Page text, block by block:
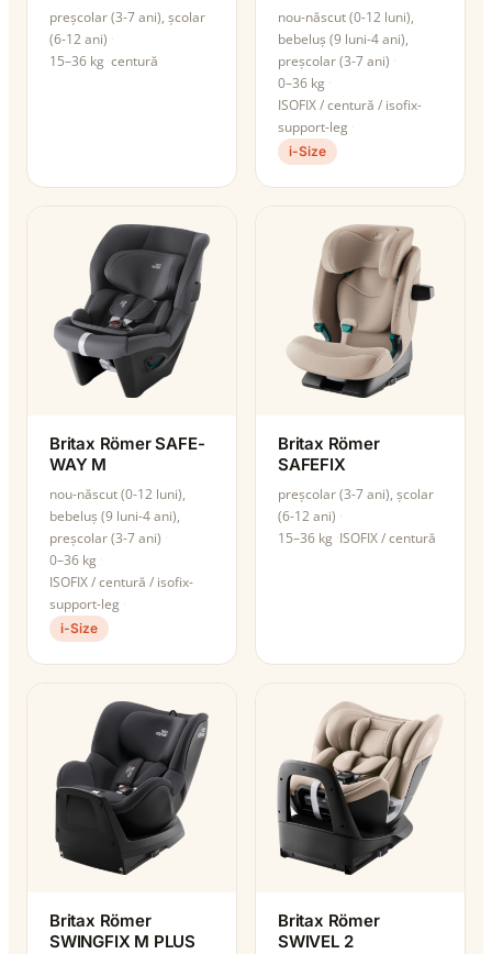
preșcolar (3-7 ani), școlar
(6-12 ani)
15–36 kg centură
nou-născut (0-12 luni),
bebeluș (9 luni-4 ani),
preșcolar (3-7 ani)
0–36 kg
ISOFIX / centură / isofix-
support-leg
i-Size
Britax Römer SAFE-
WAY M
nou-născut (0-12 luni),
bebeluș (9 luni-4 ani),
preșcolar (3-7 ani)
0–36 kg
ISOFIX / centură / isofix-
support-leg
i-Size
Britax Römer
SAFEFIX
preșcolar (3-7 ani), școlar
(6-12 ani)
15–36 kg ISOFIX / centură
Britax Römer
SWINGFIX M PLUS
Britax Römer
SWIVEL 2